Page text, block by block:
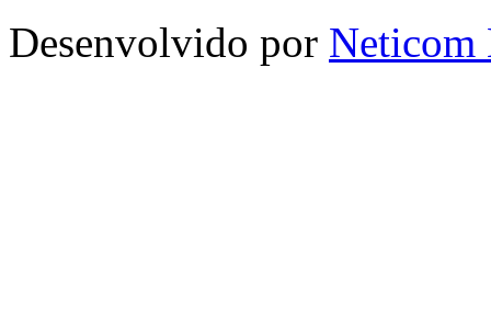
Desenvolvido por Neticom